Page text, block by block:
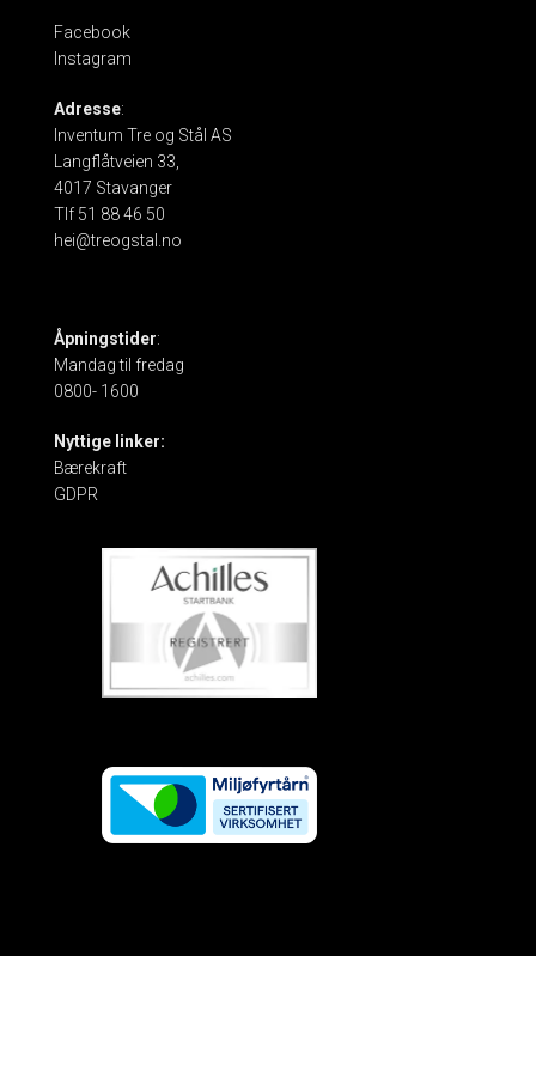
Facebook
Instagram
Adresse:
Inventum Tre og Stål AS
Langflåtveien 33,
4017 Stavanger
Tlf 51 88 46 50
hei@treogstal.no
Åpningstider:
Mandag til fredag
0800- 1600
Nyttige linker:
Bærekraft
GDPR